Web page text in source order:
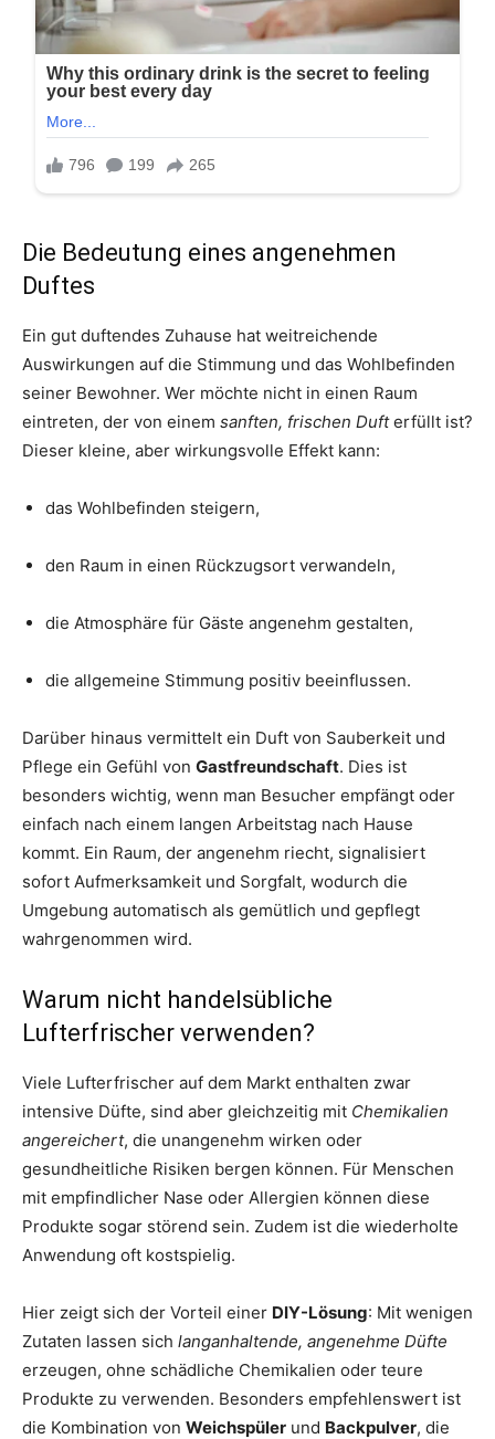
Die Bedeutung eines angenehmen
Duftes
Ein gut duftendes Zuhause hat weitreichende
Auswirkungen auf die Stimmung und das Wohlbefinden
seiner Bewohner. Wer möchte nicht in einen Raum
eintreten, der von einem sanften, frischen Dufterfüllt ist?
Dieser kleine, aber wirkungsvolle Effekt kann:
das Wohlbefinden steigern,
den Raum in einen Rückzugsort verwandeln,
die Atmosphäre für Gäste angenehm gestalten,
die allgemeine Stimmung positiv beeinflussen.
Darüber hinaus vermittelt ein Duft von Sauberkeit und
Pflege ein Gefühl von Gastfreundschaft. Dies ist
besonders wichtig, wenn man Besucher empfängt oder
einfach nach einem langen Arbeitstag nach Hause
kommt. Ein Raum, der angenehm riecht, signalisiert
sofort Aufmerksamkeit und Sorgfalt, wodurch die
Umgebung automatisch als gemütlich und gepflegt
wahrgenommen wird.
Warum nicht handelsübliche
Lufterfrischer verwenden?
Viele Lufterfrischer auf dem Markt enthalten zwar
intensive Düfte, sind aber gleichzeitig mit Chemikalien
angereichert, die unangenehm wirken oder
gesundheitliche Risiken bergen können. Für Menschen
mit empfindlicher Nase oder Allergien können diese
Produkte sogar störend sein. Zudem ist die wiederholte
Anwendung oft kostspielig.
Hier zeigt sich der Vorteil einer DIY-Lösung: Mit wenigen
Zutaten lassen sich langanhaltende, angenehme Düfte
erzeugen, ohne schädliche Chemikalien oder teure
Produkte zu verwenden. Besonders empfehlenswert ist
die Kombination von Weichspüler und Backpulver, die